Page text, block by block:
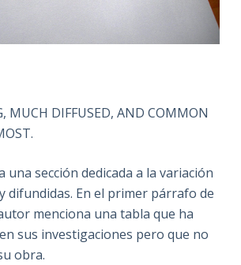
MUCH DIFFUSED, AND COMMON
una sección dedicada a la variación
difundidas. En el primer párrafo de
menciona una tabla que ha
sus investigaciones pero que no
obra.